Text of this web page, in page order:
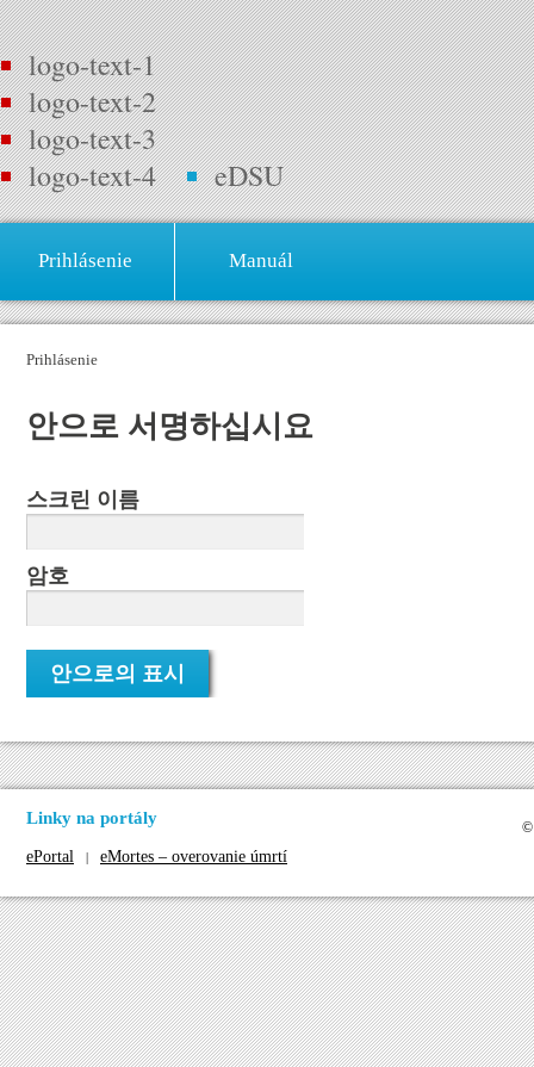
logo-text-1
logo-text-2
logo-text-3
logo-text-4
eDSU
Prihlásenie Manuál
Prihlásenie
안으로 서명하십시요
스크린 이름
암호
Linky na portály
ePortal | eMortes – overovanie úmrtí
©